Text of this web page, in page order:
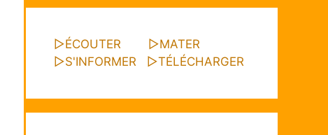
▷ÉCOUTER ▷MATER
▷S'INFORMER ▷TÉLÉCHARGER